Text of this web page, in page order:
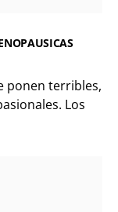
ponen terribles,
Los